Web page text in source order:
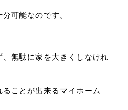
可能なのです。
無駄に家を大きくしなけれ
ことが出来るマイホーム